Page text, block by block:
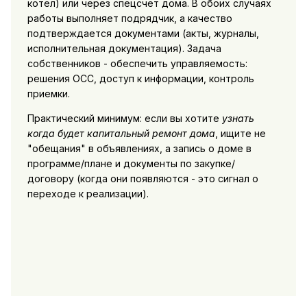
котел) или через спецсчет дома. В обоих случаях
работы выполняет подрядчик, а качество
подтверждается документами (акты, журналы,
исполнительная документация). Задача
собственников - обеспечить управляемость:
решения ОСС, доступ к информации, контроль
приемки.
Практический минимум: если вы хотите узнать
когда будет капитальный ремонт дома , ищите не
"обещания" в объявлениях, а запись о доме в
программе/плане и документы по закупке/
договору (когда они появляются - это сигнал о
переходе к реализации).